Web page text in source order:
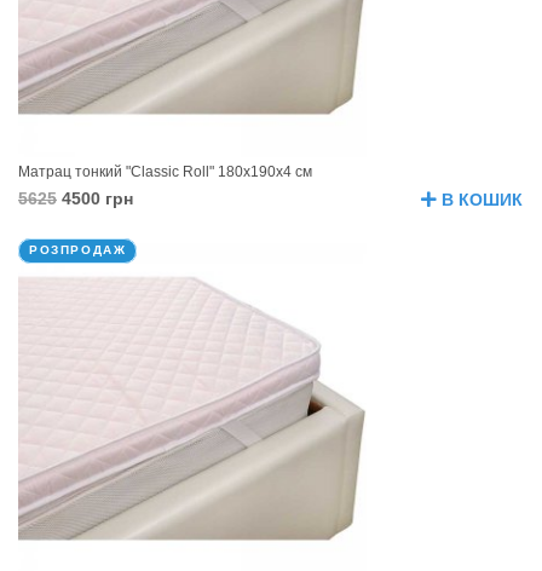
Матрац тонкий "Classic Roll" 180х190х4 см
5625 4500 грн В КОШИК
РОЗПРОДАЖ